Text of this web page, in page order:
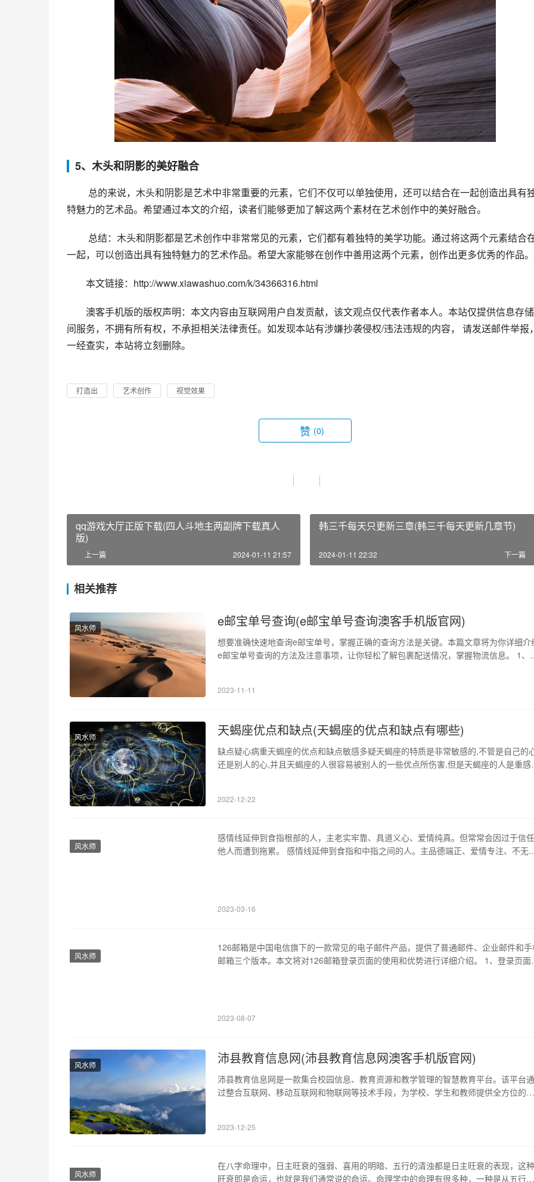
5、木头和阴影的美好融合
特魅力的艺术品。希望通过本文的介绍，读者们能够更加了解这两个素材在艺术创作中的美好融合。
一起，可以创造出具有独特魅力的艺术作品。希望大家能够在创作中善用这两个元素，创作出更多优秀的作品。
本文链接：http://www.xiawashuo.com/k/34366316.html
澳客手机版的版权声明：本文内容由互联网用户自发贡献，该文观点仅代表作者本人。本站仅提供信息存
间服务，不拥有所有权，不承担相关法律责任。如发现本站有涉嫌抄袭侵权/违法违规的内容， 请发送邮件举报
一经查实，本站将立刻删除。
打造出 艺术创作 视觉效果
赞 (0)
qq游戏大厅正版下载(四人斗地主两副牌下载真人
版)
上一篇 2024-01-11 21:57
韩三千每天只更新三章(韩三千每天更新几章节)
下一篇
2024-01-11 22:32
相关推荐
风水师 e邮宝单号查询(e邮宝单号查询澳客手机版官网)
想要准确快速地查询e邮宝单号，掌握正确的查询方法是关键。本篇文章将为你详细介
e邮宝单号查询的方法及注意事项，让你轻松了解包裹配送情况，掌握物流信息。 1、e
情况。 2、e邮宝单号查询的方法 通过以下几…
2023-11-11
风水师 天蝎座优点和缺点(天蝎座的优点和缺点有哪些)
缺点疑心病重天蝎座的优点和缺点敏感多疑天蝎座的特质是非常敏感的,不管是自己的
还是别人的心,并且天蝎座的人很容易被别人的一些优点所伤害,但是天蝎座的人是重感
各种的攻击,而且他们的行为往往也带有攻击性。…
2022-12-22
风水师
感情线延伸到食指根部的人，主老实牢靠、具道义心、爱情纯真。但常常会因过于信任
他人而遭到拖累。 感情线延伸到食指和中指之间的人。主品德端正、爱情专注、不无
2023-03-16
风水师
126邮箱是中国电信旗下的一款常见的电子邮件产品，提供了普通邮件、企业邮件和手
邮箱三个版本。本文将对126邮箱登录页面的使用和优势进行详细介绍。 1、登录页面
2023-08-07
风水师 沛县教育信息网(沛县教育信息网澳客手机版官网)
沛县教育信息网是一款集合校园信息、教育资源和教学管理的智慧教育平台。该平台通
过整合互联网、移动互联网和物联网等技术手段，为学校、学生和教师提供全方位的信
息网集合各个校区的信息，形成一个信息共享的平台。师生…
2023-12-25
风水师
在八字命理中，日主旺衰的强弱、喜用的明暗、五行的清浊都是日主旺衰的表现，这种
旺衰即是命运，也就是我们通常说的命运。命理学中的命理有很多种，一种是从五行生